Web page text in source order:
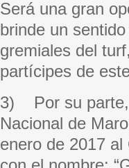
Será una gran
brinde un
gremiales del
partícipes de
3) Por su parte,
Nacional de
enero de 2017